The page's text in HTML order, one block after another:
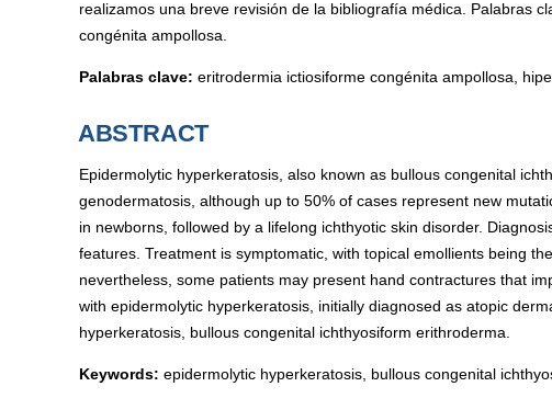
realizamos una breve revisión de la bibliografía médica. Palabras
congénita ampollosa.
Palabras clave: eritrodermia ictiosiforme congénita ampollosa,
ABSTRACT
Epidermolytic hyperkeratosis, also known as bullous congenital
genodermatosis, although up to 50% of cases represent new
in newborns, followed by a lifelong ichthyotic skin disorder.
features. Treatment is symptomatic, with topical emollients being
nevertheless, some patients may present hand contractures that
with epidermolytic hyperkeratosis, initially diagnosed as atopic
hyperkeratosis, bullous congenital ichthyosiform erithroderma.
Keywords: epidermolytic hyperkeratosis, bullous congenital